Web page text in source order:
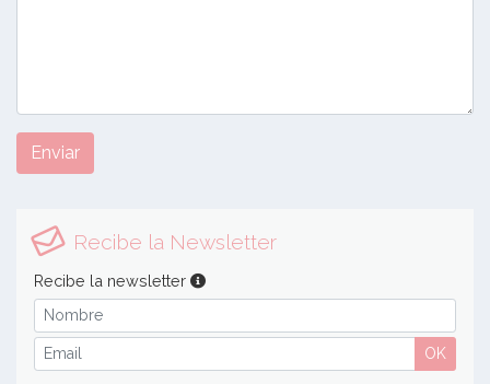
Enviar
Recibe la Newsletter
Recibe la newsletter
OK